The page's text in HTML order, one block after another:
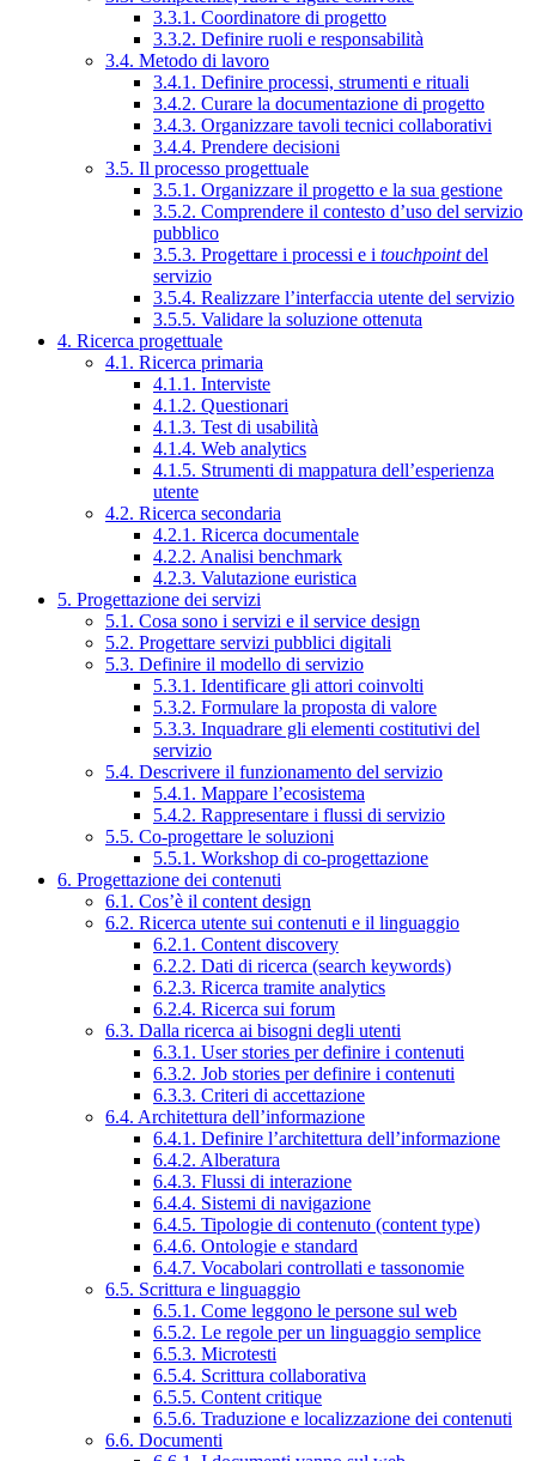
3.3.1. Coordinatore di progetto
3.3.2. Definire ruoli e responsabilità
3.4. Metodo di lavoro
3.4.1. Definire processi, strumenti e rituali
3.4.2. Curare la documentazione di progetto
3.4.3. Organizzare tavoli tecnici collaborativi
3.4.4. Prendere decisioni
3.5. Il processo progettuale
3.5.1. Organizzare il progetto e la sua gestione
3.5.2. Comprendere il contesto d’uso del servizio
pubblico
3.5.3. Progettare i processi e i touchpointdel
servizio
3.5.4. Realizzare l’interfaccia utente del servizio
3.5.5. Validare la soluzione ottenuta
4. Ricerca progettuale
4.1. Ricerca primaria
4.1.1. Interviste
4.1.2. Questionari
4.1.3. Test di usabilità
4.1.4. Web analytics
4.1.5. Strumenti di mappatura dell’esperienza
utente
4.2. Ricerca secondaria
4.2.1. Ricerca documentale
4.2.2. Analisi benchmark
4.2.3. Valutazione euristica
5. Progettazione dei servizi
5.1. Cosa sono i servizi e il service design
5.2. Progettare servizi pubblici digitali
5.3. Definire il modello di servizio
5.3.1. Identificare gli attori coinvolti
5.3.2. Formulare la proposta di valore
5.3.3. Inquadrare gli elementi costitutivi del
servizio
5.4. Descrivere il funzionamento del servizio
5.4.1. Mappare l’ecosistema
5.4.2. Rappresentare i flussi di servizio
5.5. Co-progettare le soluzioni
5.5.1. Workshop di co-progettazione
6. Progettazione dei contenuti
6.1. Cos’è il content design
6.2. Ricerca utente sui contenuti e il linguaggio
6.2.1. Content discovery
6.2.2. Dati di ricerca (search keywords)
6.2.3. Ricerca tramite analytics
6.2.4. Ricerca sui forum
6.3. Dalla ricerca ai bisogni degli utenti
6.3.1. User stories per definire i contenuti
6.3.2. Job stories per definire i contenuti
6.3.3. Criteri di accettazione
6.4. Architettura dell’informazione
6.4.1. Definire l’architettura dell’informazione
6.4.2. Alberatura
6.4.3. Flussi di interazione
6.4.4. Sistemi di navigazione
6.4.5. Tipologie di contenuto (content type)
6.4.6. Ontologie e standard
6.4.7. Vocabolari controllati e tassonomie
6.5. Scrittura e linguaggio
6.5.1. Come leggono le persone sul web
6.5.2. Le regole per un linguaggio semplice
6.5.3. Microtesti
6.5.4. Scrittura collaborativa
6.5.5. Content critique
6.5.6. Traduzione e localizzazione dei contenuti
6.6. Documenti